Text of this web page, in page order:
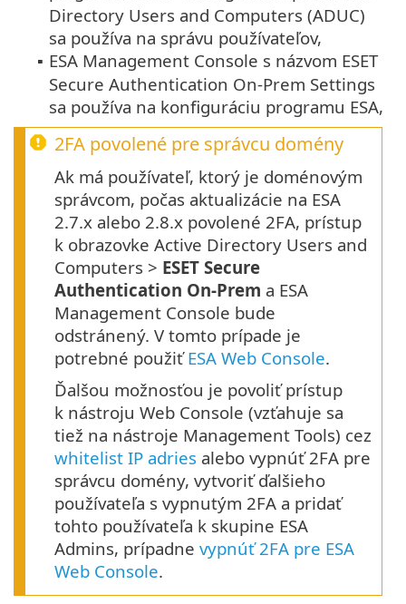
Directory Users and Computers (ADUC)
sa používa na správu používateľov,
▪ ESA Management Console s názvom ESET
Secure Authentication On-Prem Settings
sa používa na konfiguráciu programu ESA,
2FA povolené pre správcu domény
Ak má používateľ, ktorý je doménovým
správcom, počas aktualizácie na ESA
2.7.x alebo 2.8.x povolené 2FA, prístup
k obrazovke Active Directory Users and
Computers > ESET Secure
Authentication On-Prem a ESA
Management Console bude
odstránený. V tomto prípade je
potrebné použiťESA Web Console.
Ďalšou možnosťou je povoliť prístup
k nástroju Web Console (vzťahuje sa
tiež na nástroje Management Tools) cez
whitelist IP adries alebo vypnúť 2FA pre
správcu domény, vytvoriť ďalšieho
používateľa s vypnutým 2FA a pridať
tohto používateľa k skupine ESA
Admins, prípadne vypnúť 2FA pre ESA
Web Console.